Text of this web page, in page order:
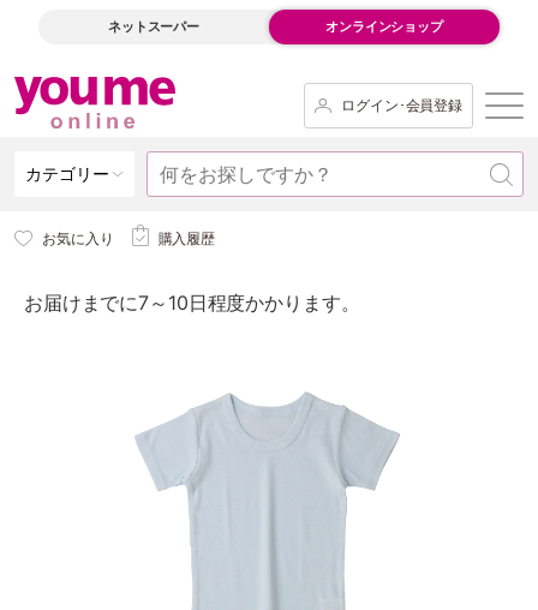
ネットスーパー オンラインショップ
ログイン･会員登録
カテゴリー
お気に入り 購入履歴
お届けまでに7～10日程度かかります。